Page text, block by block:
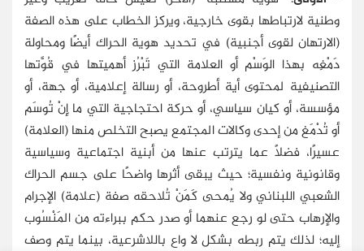
وطنية لارتباطها بقوى خارجية، ويركز الخطاب على هذه الصفة
(الارتهان لقوى أجنبية) في تحديد هوية الحراك أيضًا ومحاولة
دَمْغِه بهذا الوَسْم أو العلامة التي تَبْرُز أهميتها في قُوَّتها
التصنيفية لمحتوى أية أطروحة، أو رسالة إعلامية، أو جهة، أو
مؤسسة، أو كيان سياسي، أو حركة احتجاجية التي ما إِنْ تُوسَم
أو تُدْمَغ من إحدى وكالات المجتمع يصبح التخلص منها (العلامة)
عسيرًا، فضلًا عما يترتب عنها من أبنية اجتماعية وسياسية
وقانونية ونفسية؛ حيث يبقى أثرها واضحًا على جسم الحراك
الشعبي اللبناني ولا يُمحى كَمَنْ تُلاحقه صفة (علامة) الإجرام
والإرهاب حتى لو رجع عنهما أو صدر حكم ببراءته من المَنْسُوب
إليه؛ لذلك يتم ربطه بشكل لا واع باللاشرعية، بينما يتم وصف